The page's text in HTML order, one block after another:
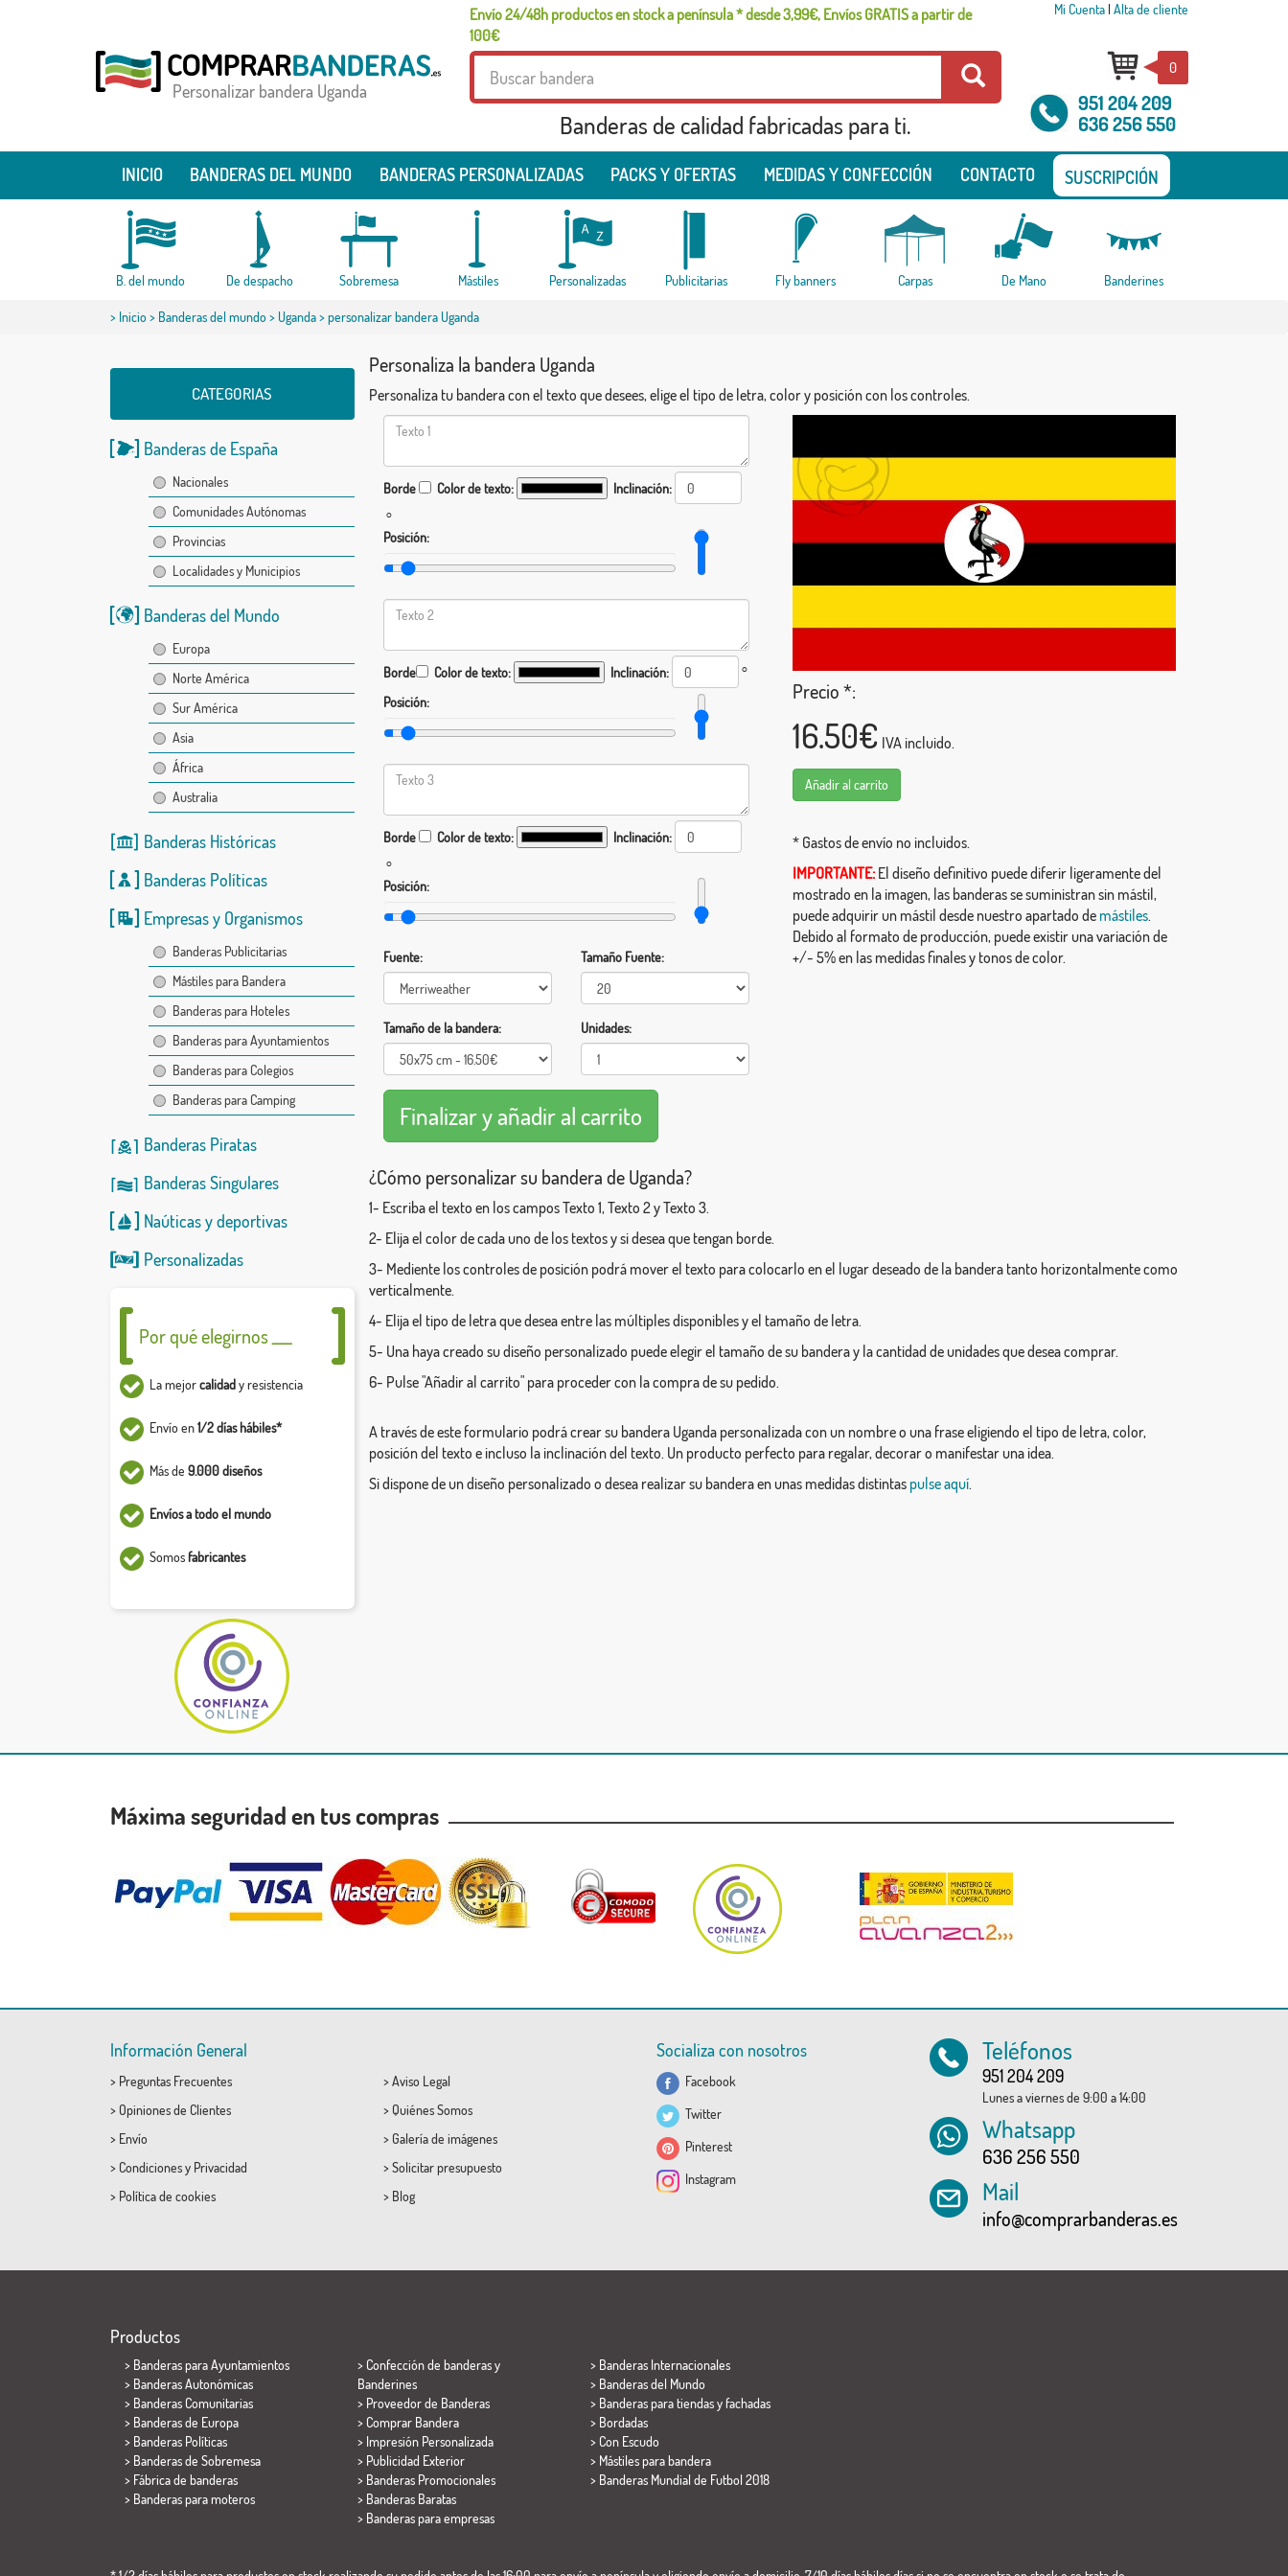
Envío 24/48h productos en stock a península * desde 3,99€, Envíos GRATIS a partir de
100€
Mi Cuenta| Alta de cliente
Personalizar bandera Uganda
Banderas de calidad fabricadas para ti.
0
951 204 209
636 256 550
INICIO BANDERAS DEL MUNDO BANDERAS PERSONALIZADAS PACKS Y OFERTAS MEDIDAS Y CONFECCIÓN CONTACTO SUSCRIPCIÓN
B. del mundo De despacho Sobremesa Mástiles Personalizadas Publicitarias Fly banners Carpas De Mano Banderines
> Inicio> Banderas del mundo> Uganda> personalizar bandera Uganda
CATEGORIAS
Banderas de España
Nacionales
Comunidades Autónomas
Provincias
Localidades y Municipios
Banderas del Mundo
Europa
Norte América
Sur América
Asia
África
Australia
Banderas Históricas
Banderas Políticas
Empresas y Organismos
Banderas Publicitarias
Mástiles para Bandera
Banderas para Hoteles
Banderas para Ayuntamientos
Banderas para Colegios
Banderas para Camping
Banderas Piratas
Banderas Singulares
Naúticasydeportivas
Personalizadas
Por qué elegirnos ___
La mejorcalidady resistencia
Envío en1/2 días hábiles*
Más de 9.000 diseños
Envíos a todo el mundo
Somosfabricantes
Personaliza la bandera Uganda
Personaliza tu bandera con el texto que desees, elige el tipo de letra, color y posición con los controles.
Borde Color de texto:
Inclinación:
°
Posición:
Borde Color de texto: Inclinación:
°
Posición:
Borde Color de texto:
Inclinación:
°
Posición:
Fuente: Tamaño Fuente:
Tamaño de la bandera: Unidades:
Precio *:
16.50€ IVA incluido.
Añadir al carrito
* Gastos de envío no incluidos.
IMPORTANTE: El diseño definitivo puede diferir ligeramente del
mostrado en la imagen, las banderas se suministran sin mástil,
puede adquirir un mástil desde nuestro apartado de mástiles.
Debido al formato de producción, puede existir una variación de
+/- 5% en las medidas finales y tonos de color.
¿Cómo personalizar su bandera de Uganda?
1- Escriba el texto en los campos Texto 1, Texto 2 y Texto 3.
2- Elija el color de cada uno de los textos y si desea que tengan borde.
3- Mediente los controles de posición podrá mover el texto para colocarlo en el lugar deseado de la bandera tanto horizontalmente como
verticalmente.
4- Elija el tipo de letra que desea entre las múltiples disponibles y el tamaño de letra.
5- Una haya creado su diseño personalizado puede elegir el tamaño de su bandera y la cantidad de unidades que desea comprar.
6- Pulse "Añadir al carrito" para proceder con la compra de su pedido.
A través de este formulario podrá crear su bandera Uganda personalizada con un nombre o una frase eligiendo el tipo de letra, color,
posición del texto e incluso la inclinación del texto. Un producto perfecto para regalar, decorar o manifestar una idea.
Si dispone de un diseño personalizado o desea realizar su bandera en unas medidas distintas pulse aquí.
Máxima seguridad en tus compras
Información General
> Preguntas Frecuentes
> Opiniones de Clientes
> Envío
> Condicionesy Privacidad
> Política de cookies
> Aviso Legal
> Quiénes Somos
> Galería de imágenes
> Solicitar presupuesto
> Blog
Socializa con nosotros
Facebook
Twitter
Pinterest
Instagram
Teléfonos
951 204 209
Lunes a viernes de 9:00 a 14:00
Whatsapp
636 256 550
Mail
info@comprarbanderas.es
Productos
> Banderas para Ayuntamientos
> Banderas Autonómicas
> Banderas Comunitarias
> Banderas de Europa
> Banderas Políticas
> Banderas de Sobremesa
> Fábrica de banderas
> Banderas para moteros
> Confección de banderas y
Banderines
> Proveedor de Banderas
> Comprar Bandera
> Impresión Personalizada
> Publicidad Exterior
> Banderas Promocionales
> Banderas Baratas
> Banderas para empresas
> Banderas Internacionales
> Banderas del Mundo
> Banderas para tiendas y fachadas
> Bordadas
> Con Escudo
> Mástiles para bandera
> Banderas Mundial de Futbol 2018